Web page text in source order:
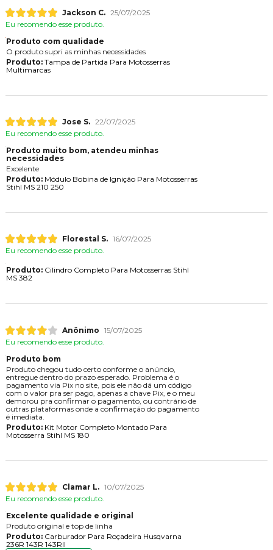
Jackson C. 25/07/2025
Eu recomendo esse produto.
Produto com qualidade
O produto supri as minhas necessidades
Produto:Tampa de Partida Para Motosserras
Multimarcas
Jose S. 22/07/2025
Eu recomendo esse produto.
Produto muito bom, atendeu minhas
necessidades
Excelente
Produto:Módulo Bobina de Ignição Para Motosserras
Stihl MS 210 250
Florestal S. 16/07/2025
Eu recomendo esse produto.
Produto:Cilindro Completo Para Motosserras Stihl
MS 382
Anônimo 15/07/2025
Eu recomendo esse produto.
Produto bom
Produto chegou tudo certo conforme o anúncio,
entregue dentro do prazo esperado. Problema é o
pagamento via Pix no site, pois ele não dá um código
com o valor pra ser pago, apenas a chave Pix, e o meu
demorou pra confirmar o pagamento, ou contrário de
outras plataformas onde a confirmação do pagamento
é imediata.
Produto:Kit Motor Completo Montado Para
Motosserra Stihl MS 180
Clamar L. 10/07/2025
Eu recomendo esse produto.
Excelente qualidade e original
Produto original e top de linha
Produto:Carburador Para Roçadeira Husqvarna
236R 143R 143RII